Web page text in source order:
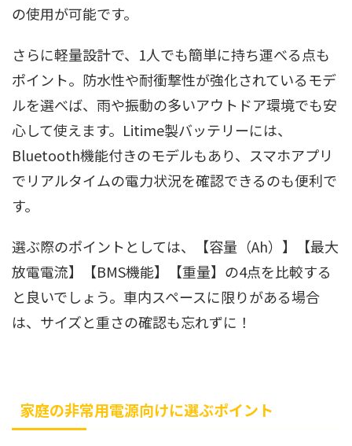
の使用が可能です。
さらに軽量設計で、1人でも簡単に持ち運べる点も
ポイント。防水性や耐衝撃性が強化されているモデ
ルを選べば、雨や振動の多いアウトドア環境でも安
心して使えます。Litime製バッテリーには、
Bluetooth機能付きのモデルもあり、スマホアプリ
でリアルタイムの電力状況を確認できるのも便利で
す。
選ぶ際のポイントとしては、【容量（Ah）】【最大
放電電流】【BMS機能】【重量】の4点を比較する
と良いでしょう。車内スペースに限りがある場合
は、サイズと重さの確認も忘れずに！
家庭の非常用電源向けに選ぶポイント